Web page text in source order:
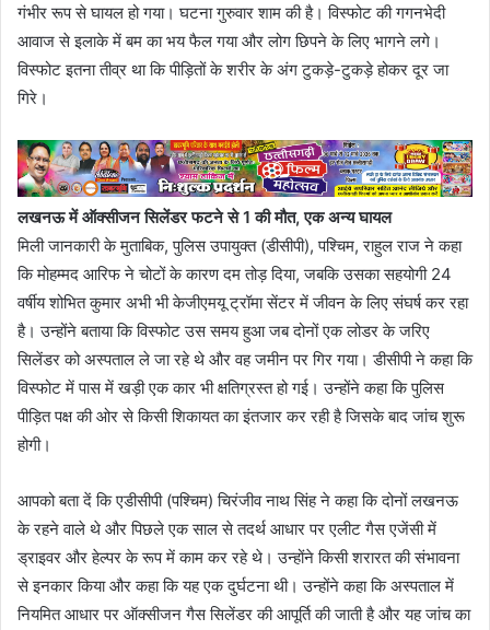
गंभीर रूप से घायल हो गया। घटना गुरुवार शाम की है। विस्फोट की गगनभेदी
आवाज से इलाके में बम का भय फैल गया और लोग छिपने के लिए भागने लगे।
विस्फोट इतना तीव्र था कि पीड़ितों के शरीर के अंग टुकड़े-टुकड़े होकर दूर जा
गिरे।
लखनऊ में ऑक्सीजन सिलेंडर फटने से 1 की मौत, एक अन्य घायल
मिली जानकारी के मुताबिक, पुलिस उपायुक्त (डीसीपी), पश्चिम, राहुल राज ने कहा
कि मोहम्मद आरिफ ने चोटों के कारण दम तोड़ दिया, जबकि उसका सहयोगी 24
वर्षीय शोभित कुमार अभी भी केजीएमयू ट्रॉमा सेंटर में जीवन के लिए संघर्ष कर रहा
है। उन्होंने बताया कि विस्फोट उस समय हुआ जब दोनों एक लोडर के जरिए
सिलेंडर को अस्पताल ले जा रहे थे और वह जमीन पर गिर गया। डीसीपी ने कहा कि
विस्फोट में पास में खड़ी एक कार भी क्षतिग्रस्त हो गई। उन्होंने कहा कि पुलिस
पीड़ित पक्ष की ओर से किसी शिकायत का इंतजार कर रही है जिसके बाद जांच शुरू
होगी।
आपको बता दें कि एडीसीपी (पश्चिम) चिरंजीव नाथ सिंह ने कहा कि दोनों लखनऊ
के रहने वाले थे और पिछले एक साल से तदर्थ आधार पर एलीट गैस एजेंसी में
ड्राइवर और हेल्पर के रूप में काम कर रहे थे। उन्होंने किसी शरारत की संभावना
से इनकार किया और कहा कि यह एक दुर्घटना थी। उन्होंने कहा कि अस्पताल में
नियमित आधार पर ऑक्सीजन गैस सिलेंडर की आपूर्ति की जाती है और यह जांच का